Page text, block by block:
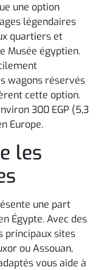
une option
légendaires
quartiers et
Musée égyptien.
wagons réservés
cette option.
300 EGP (5,3
Europe.
les
une part
Égypte. Avec des
principaux sites
ou Assouan,
vous aide à